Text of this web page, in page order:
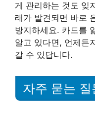
게 관리하는 것도 잊
래가 발견되면 바로
방지하세요. 카드를
알고 있다면, 언제든
갈 수 있답니다.
자주 묻는 질